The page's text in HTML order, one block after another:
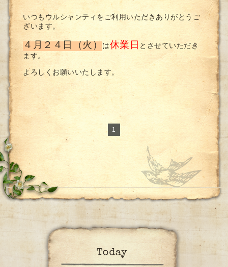
いつもウルシャンティをご利用いただきありがとうご
ざいます。
４月２４日（火） は休業日 とさせていただき
ます。
よろしくお願いいたします。
1
Today